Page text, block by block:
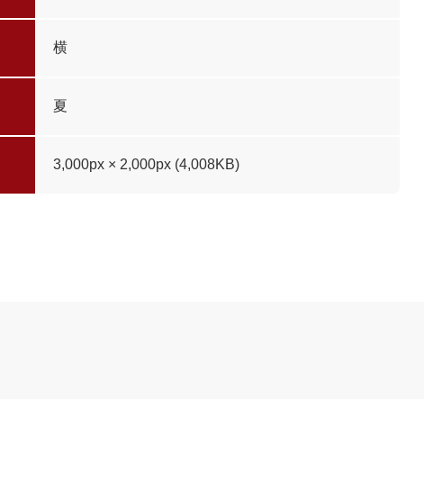
横
夏
3,000px × 2,000px (4,008KB)